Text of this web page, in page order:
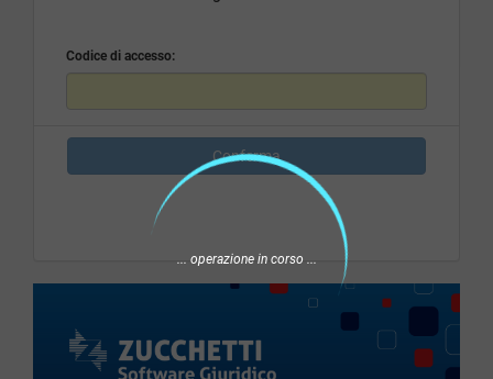
Codice di accesso:
Conferma